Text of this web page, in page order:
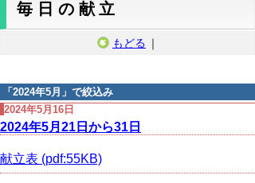
毎日の献立
もどる ｜
「 2024年5月 」で絞込み
2024年5月16日
2024年5月21日から31日
献立表 (pdf:55KB)